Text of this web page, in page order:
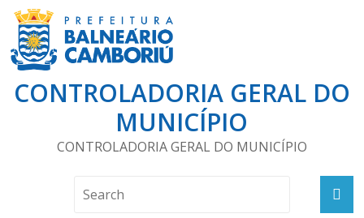
CONTROLADORIA GERAL DO
MUNICÍPIO
CONTROLADORIA GERAL DO MUNICÍPIO